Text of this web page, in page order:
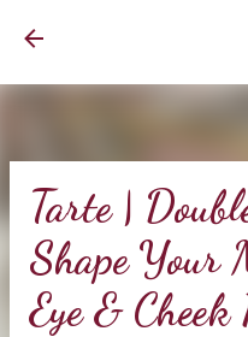
Tarte |
Shape Your
Eye & Cheek